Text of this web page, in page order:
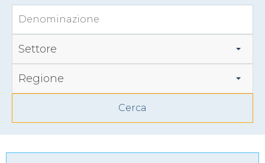
Settore
Regione